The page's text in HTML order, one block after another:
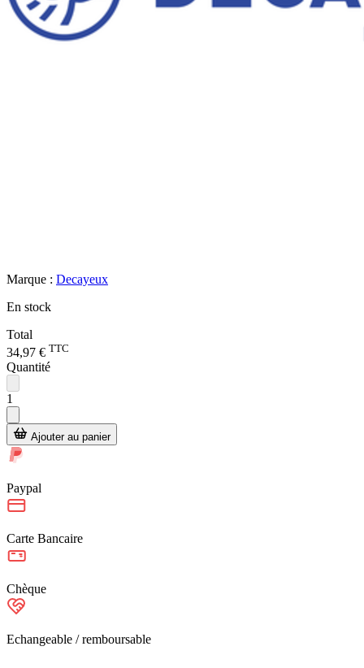
Marque : Decayeux
En stock
Total
34,97 € TTC
Quantité
1
Ajouter au panier
Paypal
Carte Bancaire
Chèque
Echangeable / remboursable